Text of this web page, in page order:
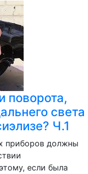
поворота,
света
Ч.1
приборов должны
если была